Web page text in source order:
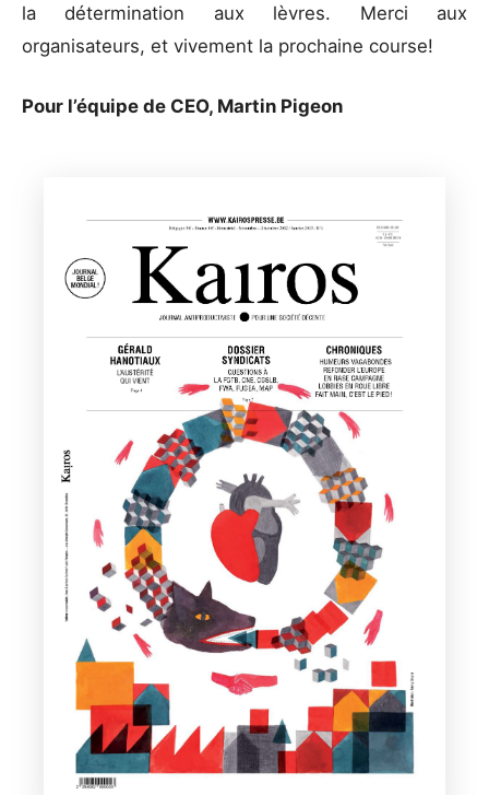
la détermination aux lèvres. Merci aux
organisateurs, et vivement la prochaine course!
Pour l’équipe de CEO, Martin Pigeon